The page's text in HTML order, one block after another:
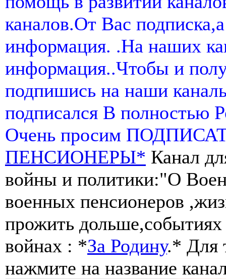
каналов.От Вас
информация. .На наших
информация..Чтобы и
подпишись на наши
подписался В полностью
Очень просим
ПЕНСИОНЕРЫ* Канал
войны и политики:"О
военных пенсионеров
прожить
войнах : *За Родину.* Для
нажмите на название